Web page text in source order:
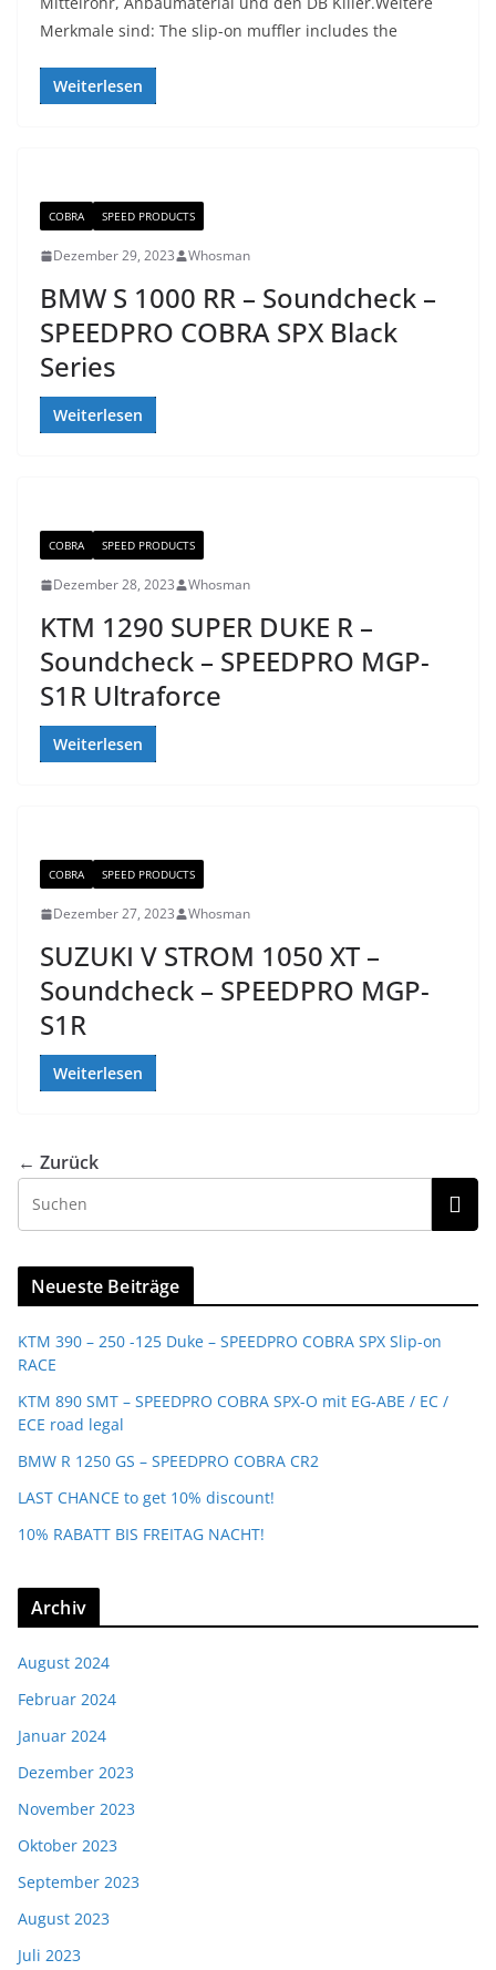
Merkmale sind: The slip-on muffler includes the
Weiterlesen
COBRA SPEED PRODUCTS
Dezember 29, 2023 Whosman
BMW S 1000 RR – Soundcheck –
SPEEDPRO COBRA SPX Black
Series
Weiterlesen
COBRA SPEED PRODUCTS
Dezember 28, 2023 Whosman
KTM 1290 SUPER DUKE R –
Soundcheck – SPEEDPRO MGP-
S1R Ultraforce
Weiterlesen
COBRA SPEED PRODUCTS
Dezember 27, 2023 Whosman
SUZUKI V STROM 1050 XT –
Soundcheck – SPEEDPRO MGP-
S1R
Weiterlesen
← Zurück
Neueste Beiträge
KTM 390 – 250 -125 Duke – SPEEDPRO COBRA SPX Slip-on
RACE
KTM 890 SMT – SPEEDPRO COBRA SPX-O mit EG-ABE / EC /
ECE road legal
BMW R 1250 GS – SPEEDPRO COBRA CR2
LAST CHANCE to get 10% discount!
10% RABATT BIS FREITAG NACHT!
Archiv
August 2024
Februar 2024
Januar 2024
Dezember 2023
November 2023
Oktober 2023
September 2023
August 2023
Juli 2023